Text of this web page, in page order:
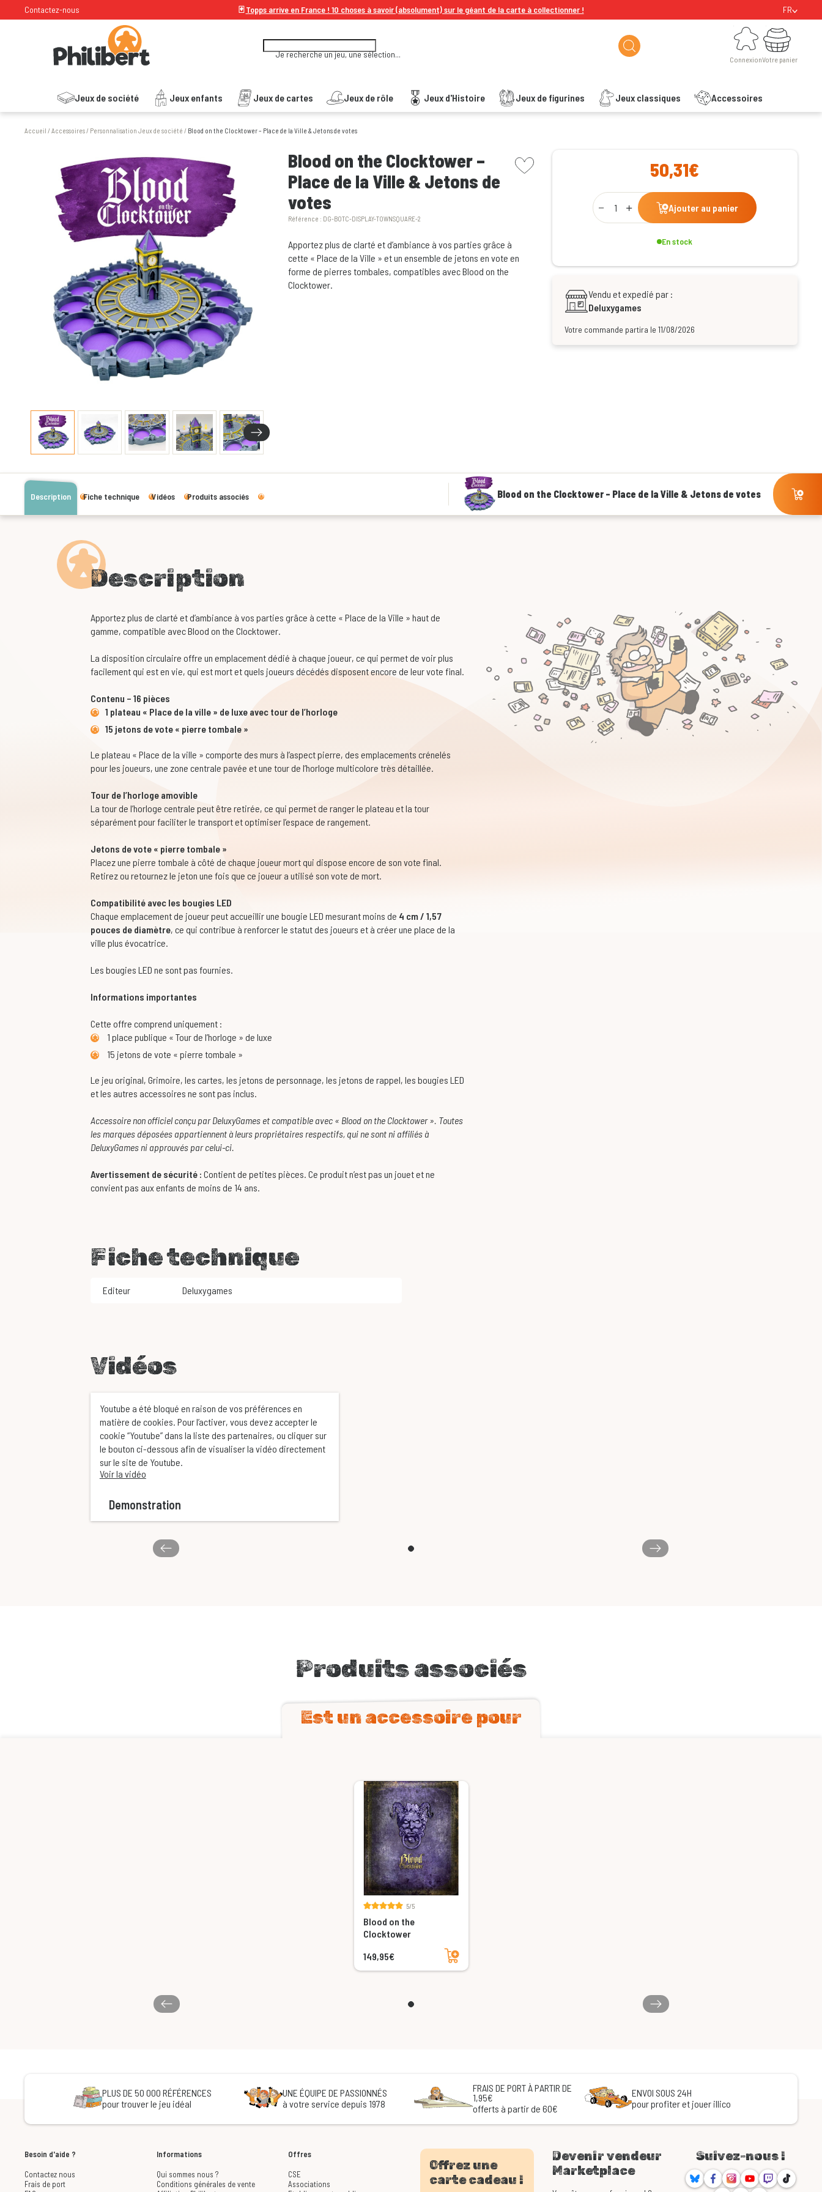
Contactez-nous 🃏Topps arrive en France ! 10 choses à savoir (absolument) sur le géant de la carte à collectionner ! FR
Je recherche un jeu, une sélection...
Connexion
Connexion
Jeux de société Jeux enfants Jeux de cartes Jeux de rôle Jeux d'Histoire Jeux de figurines Jeux classiques Accessoires
Votre panier
Votre panier
Accueil /Accessoires/ Personnalisation Jeux de société / Blood on the Clocktower – Place de la Ville & Jetons de votes
Blood on the Clocktower –
Place de la Ville & Jetons de
votes
Référence : DG-BOTC-DISPLAY-TOWNSQUARE-2
picto wishlist
Apportez plus de clarté et d’ambiance à vos parties grâce à
cette « Place de la Ville » et un ensemble de jetons en vote en
forme de pierres tombales, compatibles avec Blood on the
Clocktower.
50,31€
Qty
Ajouter au panier
En stock
Vendu et expedié par :
Deluxygames
Votre commande partira le 11/08/2026
Description Fiche technique Vidéos Produits associés Blood on the Clocktower – Place de la Ville & Jetons de votes
Description
Apportez plus de clarté et d’ambiance à vos parties grâce à cette « Place de la Ville » haut de
gamme, compatible avec Blood on the Clocktower.
La disposition circulaire offre un emplacement dédié à chaque joueur, ce qui permet de voir plus
facilement qui est en vie, qui est mort et quels joueurs décédés disposent encore de leur vote final.
Contenu – 16 pièces
1 plateau « Place de la ville » de luxe avec tour de l’horloge
15 jetons de vote « pierre tombale »
Le plateau « Place de la ville » comporte des murs à l’aspect pierre, des emplacements crénelés
pour les joueurs, une zone centrale pavée et une tour de l’horloge multicolore très détaillée.
Tour de l’horloge amovible
La tour de l’horloge centrale peut être retirée, ce qui permet de ranger le plateau et la tour
séparément pour faciliter le transport et optimiser l’espace de rangement.
Jetons de vote « pierre tombale »
Placez une pierre tombale à côté de chaque joueur mort qui dispose encore de son vote final.
Retirez ou retournez le jeton une fois que ce joueur a utilisé son vote de mort.
Compatibilité avec les bougies LED
Chaque emplacement de joueur peut accueillir une bougie LED mesurant moins de 4 cm / 1,57
pouces de diamètre, ce qui contribue à renforcer le statut des joueurs et à créer une place de la
ville plus évocatrice.
Les bougies LED ne sont pas fournies.
Informations importantes
Cette offre comprend uniquement :
1 place publique « Tour de l’horloge » de luxe
15 jetons de vote « pierre tombale »
Le jeu original, Grimoire, les cartes, les jetons de personnage, les jetons de rappel, les bougies LED
et les autres accessoires ne sont pas inclus.
Accessoire non officiel conçu par DeluxyGames et compatible avec « Blood on the Clocktower ». Toutes
les marques déposées appartiennent à leurs propriétaires respectifs, qui ne sont ni affiliés à
DeluxyGames ni approuvés par celui-ci.
Avertissement de sécurité : Contient de petites pièces. Ce produit n’est pas un jouet et ne
convient pas aux enfants de moins de 14 ans.
Fiche technique
Editeur Deluxygames
Vidéos
Youtube a été bloqué en raison de vos préférences en
matière de cookies. Pour l’activer, vous devez accepter le
cookie “Youtube” dans la liste des partenaires, ou cliquer sur
le bouton ci-dessous afin de visualiser la vidéo directement
sur le site de Youtube.
Voir la vidéo
Demonstration
Produits associés
Est un accessoire pour
5/5
Blood on the
Clocktower
149,95€
Ajouter au panier
PLUS DE 50 000 RÉFÉRENCES
pour trouver le jeu idéal
UNE ÉQUIPE DE PASSIONNÉS
à votre service depuis 1978
FRAIS DE PORT À PARTIR DE
1,95€
offerts à partir de 60€
ENVOI SOUS 24H
pour profiter et jouer illico
Besoin d'aide ?
Contactez nous
Frais de port
Informations
Qui sommes nous ?
Conditions générales de vente
Offres
CSE
Associations
Offrez une
carte cadeau !
Devenir vendeur
Marketplace
Suivez-nous !
BlueskyFacebookInstagram
YoutubeTwitchTikTok